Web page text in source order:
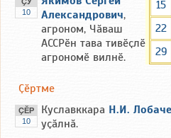
15
22
29
10
Александрович,
агроном, Чӑваш
АССРӗн тава тивӗҫлӗ
агрономӗ вилнӗ.
Ҫӗртме
ҪӖР
10
Куславккара Н.И.
уҫӑлнӑ.